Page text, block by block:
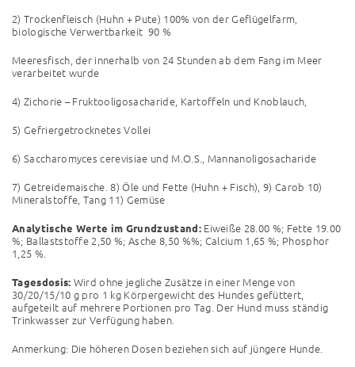
2) Trockenfleisch (Huhn + Pute) 100% von der Geflügelfarm,
biologische Verwertbarkeit 90 %
Meeresfisch, der innerhalb von 24 Stunden ab dem Fang im Meer
verarbeitet wurde
4) Zichorie – Fruktooligosacharide, Kartoffeln und Knoblauch,
5) Gefriergetrocknetes Vollei
6) Saccharomyces cerevisiae und M.O.S., Mannanoligosacharide
7) Getreidemaische. 8) Öle und Fette (Huhn + Fisch), 9) Carob 10)
Mineralstoffe, Tang 11) Gemüse
Analytische Werte im Grundzustand: Eiweiße 28.00 %; Fette 19.00
%; Ballaststoffe 2,50 %; Asche 8,50 %%; Calcium 1,65 %; Phosphor
1,25 %.
Tagesdosis: Wird ohne jegliche Zusätze in einer Menge von
30/20/15/10 g pro 1 kg Körpergewicht des Hundes gefüttert,
aufgeteilt auf mehrere Portionen pro Tag. Der Hund muss ständig
Trinkwasser zur Verfügung haben.
Anmerkung: Die höheren Dosen beziehen sich auf jüngere Hunde.